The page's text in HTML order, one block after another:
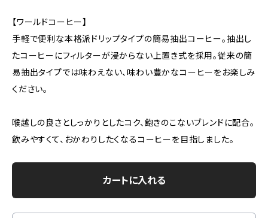
【ワールドコーヒー】
手軽で便利な本格派ドリップタイプの簡易抽出コーヒー。抽出し
たコーヒーにフィルターが浸からない上置き式を採用。従来の簡
易抽出タイプでは味わえない、味わい豊かなコーヒーをお楽しみ
ください。
喉越しの良さとしっかりとしたコク、飽きのこないブレンドに配合。
飲みやすくて、おかわりしたくなるコーヒーを目指しました。
カートに入れる